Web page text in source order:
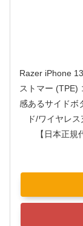
Razer iPhone
ストマー (TPE)
感あるサイドボ
ド/ワイヤレ
【日本正